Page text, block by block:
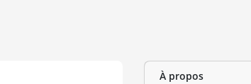
À propos